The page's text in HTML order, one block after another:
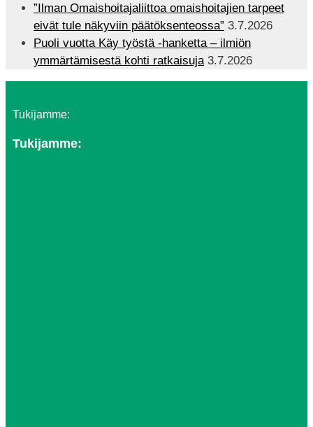
”Ilman Omaishoitajaliittoa omaishoitajien tarpeet
eivät tule näkyviin päätöksenteossa” 3.7.2026
Puoli vuotta Käy työstä -hanketta – ilmiön
ymmärtämisestä kohti ratkaisuja 3.7.2026
Tukijamme:
Tukijamme: